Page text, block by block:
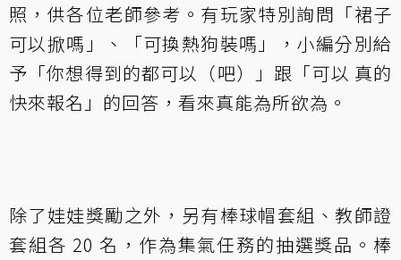
照，供各位老師參考。有玩家特別詢問「裙子
可以掀嗎」、「可換熱狗裝嗎」，小編分別給
予「你想得到的都可以（吧）」跟「可以 真的
快來報名」的回答，看來真能為所欲為。
除了娃娃獎勵之外，另有棒球帽套組、教師證
套組各 20 名，作為集氣任務的抽選獎品。棒